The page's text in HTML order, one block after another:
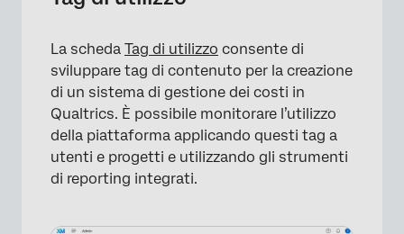
×
La scheda Tag di utilizzo consente di
sviluppare tag di contenuto per la creazione
di un sistema di gestione dei costi in
Qualtrics. È possibile monitorare l’utilizzo
della piattaforma applicando questi tag a
utenti e progetti e utilizzando gli strumenti
di reporting integrati.